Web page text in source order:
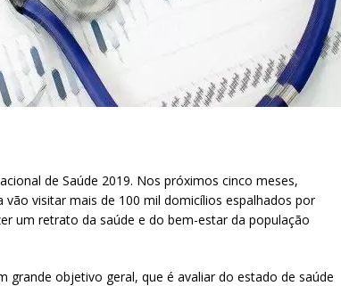
de Saúde 2019. Nos próximos cinco meses,
visitar mais de 100 mil domicílios espalhados por
um retrato da saúde e do bem-estar da população
grande objetivo geral, que é avaliar do estado de saúde